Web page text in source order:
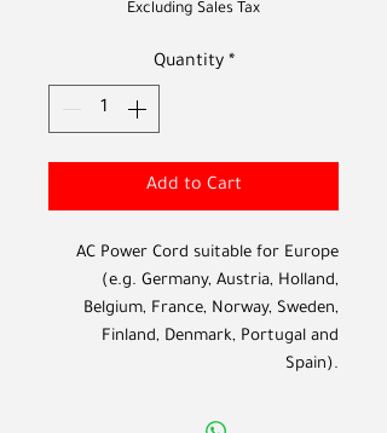
Excluding Sales Tax
Quantity *
Add to Cart
AC Power Cord suitable for Europe
(e.g. Germany, Austria, Holland,
Belgium, France, Norway, Sweden,
Finland, Denmark, Portugal and
Spain).